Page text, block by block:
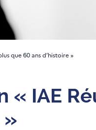
que 60 ans d’histoire »
« IAE
»